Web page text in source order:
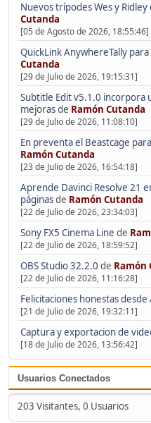
Nuevos trípodes Wes y
Cutanda
[05 de Agosto de 2026, 18:55:46]
QuickLink AnywhereTally
Cutanda
[29 de Julio de 2026, 19:15:31]
Subtitle Edit v5.1.0 incorpora
mejorasde Ramón Cutanda
[29 de Julio de 2026, 11:08:10]
En preventa el Beastcage
Ramón Cutanda
[23 de Julio de 2026, 16:54:18]
Aprende Davinci Resolve 21
páginasde Ramón Cutanda
[22 de Julio de 2026, 23:34:03]
Sony FX5 Cinema Line de
[22 de Julio de 2026, 18:59:52]
OBS Studio 32.2.0 de Ramón
[22 de Julio de 2026, 11:16:28]
Felicitaciones honestas
[21 de Julio de 2026, 19:32:11]
Captura y exportacion de
[18 de Julio de 2026, 13:56:42]
Usuarios Conectados
203 Visitantes, 0 Usuarios